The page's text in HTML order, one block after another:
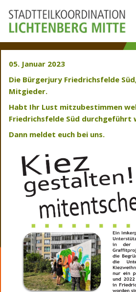
05. Januar 2023
Die Bürgerjury Friedrichsfelde
Mitgieder.
Habt Ihr Lust mitzubestimmen
Friedrichsfelde Süd durchgeführt
Dann meldet euch bei uns.